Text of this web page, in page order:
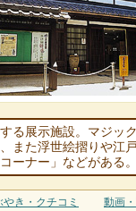
る展示施設。マジッ
また浮世絵摺りや江
ーナー」などがある。
やき・クチコミ 動画